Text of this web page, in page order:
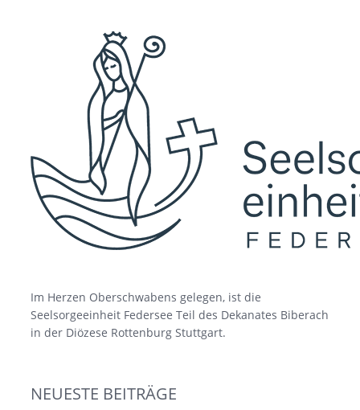
Im Herzen Oberschwabens gelegen, ist die
Seelsorgeeinheit Federsee Teil des Dekanates Biberach
in der Diözese Rottenburg Stuttgart.
NEUESTE BEITRÄGE